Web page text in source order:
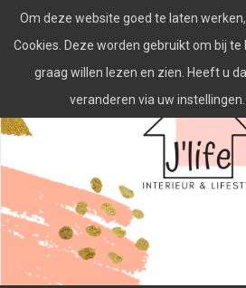
naar
inhoud
Om deze website goed te laten
Cookies. Deze worden gebruikt om bij
graag willen lezen en zien. Heeft u
veranderen via uw instellingen.